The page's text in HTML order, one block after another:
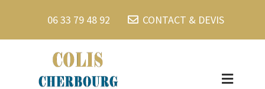
06 33 79 48 92 CONTACT & DEVIS